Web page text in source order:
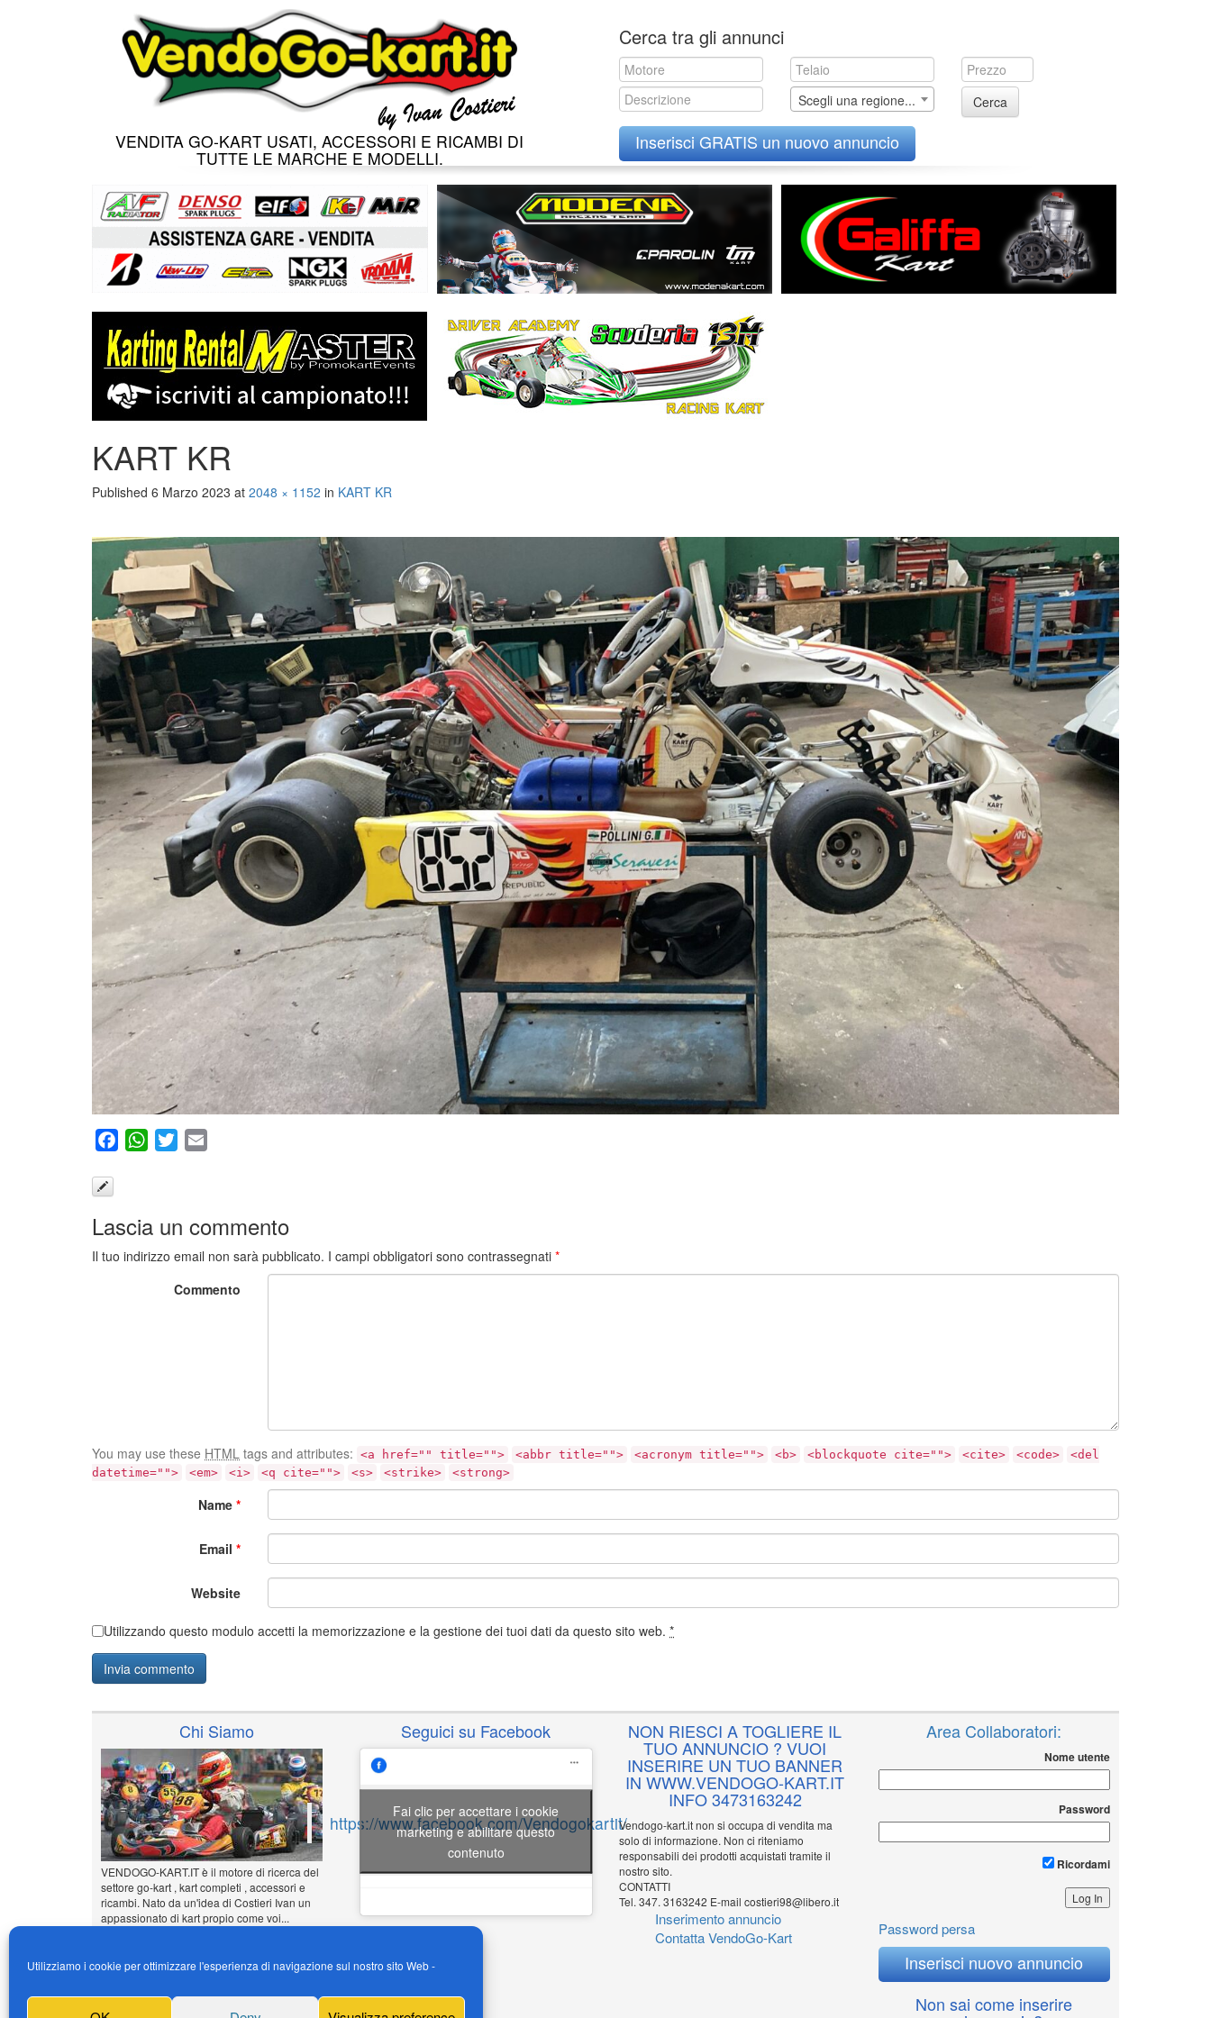
Utilizziamo i cookie per ottimizzare l'esperienza di navigazione sul nostro sito Web -
VENDITA GO-KART USATI, ACCESSORI E RICAMBI DI
TUTTE LE MARCHE E MODELLI.
to
content
Cerca tra gli annunci
Scegli una regione... Cerca
Inserisci GRATIS un nuovo annuncio
KART KR
Published 6 Marzo 2023 at 2048 × 1152 in KART KR
FacebookWhatsApp
Twitter
Lascia un commento
Il tuo indirizzo email non sarà pubblicato. I campi obbligatori sono contrassegnati *
Commento
You may use these HTML tags and attributes: <a href="" title=""> <abbr title=""> <acronym title=""> <b> <blockquote cite=""> <cite> <code>
<del
datetime="">
<em> <i> <q cite=""> <s> <strike> <strong>
Name *
Email *
Website
Utilizzando questo modulo accetti la memorizzazione e la gestione dei tuoi dati da questo sito web. *
Chi Siamo
VENDOGO-KART.IT è il motore di ricerca del
settore go-kart , kart completi , accessori e
ricambi. Nato da un'idea di Costieri Ivan un
appassionato di kart propio come voi...
Inserisci il tuo annuncio
Seguici su Facebook
https://www.facebook.com/Vendogokartit/
Fai clic per accettare i cookie
marketing e abilitare questo
contenuto
NON RIESCI A TOGLIERE IL
TUO ANNUNCIO ? VUOI
INSERIRE UN TUO BANNER
IN WWW.VENDOGO-KART.IT
INFO 3473163242
Vendogo-kart.it non si occupa di vendita ma
solo di informazione. Non ci riteniamo
responsabili dei prodotti acquistati tramite il
nostro sito.
CONTATTI
Tel. 347. 3163242 E-mail costieri98@libero.it
Inserimento annuncio
Contatta VendoGo-Kart
Area Collaboratori:
Nome utente
Password
Ricordami
Password persa
Inserisci nuovo annuncio
Non sai come inserire